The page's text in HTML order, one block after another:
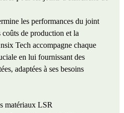
les performances du joint
coûts de production et la
Tech accompagne chaque
en lui fournissant des
adaptées à ses besoins
matériaux LSR